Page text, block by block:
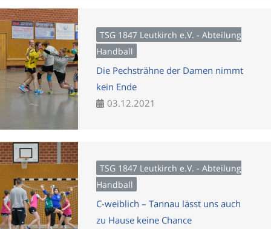
TSG 1847 Leutkirch e.V. - Abteilung
Handball
Die Pechsträhne der Damen nimmt
kein Ende
03.12.2021
TSG 1847 Leutkirch e.V. - Abteilung
Handball
C-weiblich – Tannau lässt uns auch
zu Hause keine Chance